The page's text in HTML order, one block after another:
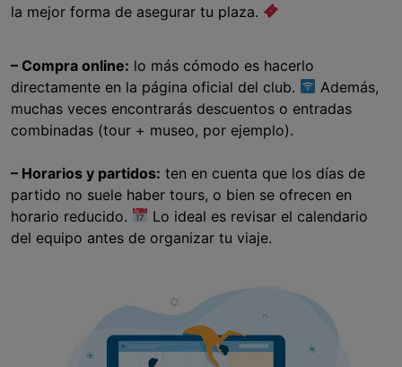
la mejor forma de asegurar tu plaza.
– Compra online: lo más cómodo es hacerlo
directamente en la página oficial del club.
Además,
muchas veces encontrarás descuentos o entradas
combinadas (tour + museo, por ejemplo).
– Horarios y partidos: ten en cuenta que los días de
partido no suele haber tours, o bien se ofrecen en
horario reducido.
Lo ideal es revisar el calendario
del equipo antes de organizar tu viaje.